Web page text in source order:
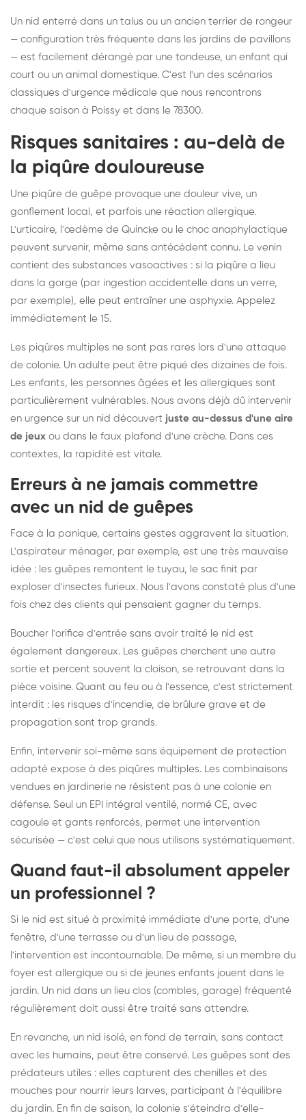
Un nid enterré dans un talus ou un ancien terrier de rongeur
— configuration très fréquente dans les jardins de pavillons
— est facilement dérangé par une tondeuse, un enfant qui
court ou un animal domestique. C'est l'un des scénarios
classiques d'urgence médicale que nous rencontrons
chaque saison à Poissy et dans le 78300.
Risques sanitaires : au-delà de
la piqûre douloureuse
Une piqûre de guêpe provoque une douleur vive, un
gonflement local, et parfois une réaction allergique.
L'urticaire, l'œdème de Quincke ou le choc anaphylactique
peuvent survenir, même sans antécédent connu. Le venin
contient des substances vasoactives : si la piqûre a lieu
dans la gorge (par ingestion accidentelle dans un verre,
par exemple), elle peut entraîner une asphyxie. Appelez
immédiatement le 15.
Les piqûres multiples ne sont pas rares lors d'une attaque
de colonie. Un adulte peut être piqué des dizaines de fois.
Les enfants, les personnes âgées et les allergiques sont
particulièrement vulnérables. Nous avons déjà dû intervenir
en urgence sur un nid découvert juste au-dessus d'une aire
de jeux ou dans le faux plafond d'une crèche. Dans ces
contextes, la rapidité est vitale.
Erreurs à ne jamais commettre
avec un nid de guêpes
Face à la panique, certains gestes aggravent la situation.
L'aspirateur ménager, par exemple, est une très mauvaise
idée : les guêpes remontent le tuyau, le sac finit par
exploser d'insectes furieux. Nous l'avons constaté plus d'une
fois chez des clients qui pensaient gagner du temps.
Boucher l'orifice d'entrée sans avoir traité le nid est
également dangereux. Les guêpes cherchent une autre
sortie et percent souvent la cloison, se retrouvant dans la
pièce voisine. Quant au feu ou à l'essence, c'est strictement
interdit : les risques d'incendie, de brûlure grave et de
propagation sont trop grands.
Enfin, intervenir soi-même sans équipement de protection
adapté expose à des piqûres multiples. Les combinaisons
vendues en jardinerie ne résistent pas à une colonie en
défense. Seul un EPI intégral ventilé, normé CE, avec
cagoule et gants renforcés, permet une intervention
sécurisée — c'est celui que nous utilisons systématiquement.
Quand faut-il absolument appeler
un professionnel ?
Si le nid est situé à proximité immédiate d'une porte, d'une
fenêtre, d'une terrasse ou d'un lieu de passage,
l'intervention est incontournable. De même, si un membre du
foyer est allergique ou si de jeunes enfants jouent dans le
jardin. Un nid dans un lieu clos (combles, garage) fréquenté
régulièrement doit aussi être traité sans attendre.
En revanche, un nid isolé, en fond de terrain, sans contact
avec les humains, peut être conservé. Les guêpes sont des
prédateurs utiles : elles capturent des chenilles et des
mouches pour nourrir leurs larves, participant à l'équilibre
du jardin. En fin de saison, la colonie s'éteindra d'elle-